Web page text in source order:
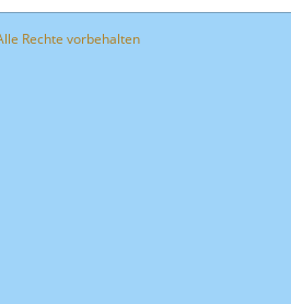
Rechte vorbehalten